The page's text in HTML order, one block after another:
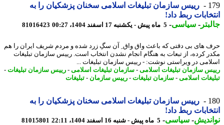
رییس سازمان تبلیغات اسلامی سخنان پزشکیان را به
ربط داد!
-سیاسی-5 ماه پیش - یکشنبه 17 اسفند 1404، 00:27 81016423
های بی دقتی که باعث واق واق ِ آن سگِ زرد شده و مردم شریف ایران را هم
کرده، از تبعات به هنگام انجام نشدن انتخاب است. رییس سازمان تبلیغات
در ویراستی نوشت: - رییس سازمان تبلیغات ...
سازمان تبلیغات اسلامی-سازمان تبلیغات اسلامی-رییس سازمان تبلیغات-
اسلامی-سازمان تبلیغات-رییس سازمان -تبلیغات
رییس سازمان تبلیغات اسلامی سخنان پزشکیان را به
ربط داد!
-سیاسی-5 ماه پیش - شنبه 16 اسفند 1404، 22:11 81015801